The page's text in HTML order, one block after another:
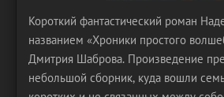
Короткий фантастический роман
названием «Хроники простого
Дмитрия Шаброва. Произведение
небольшой сборник, куда вошли